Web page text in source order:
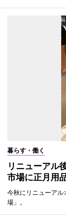
暮らす・働く
リニューアル
市場に正月用
今秋にリニューア
場」。